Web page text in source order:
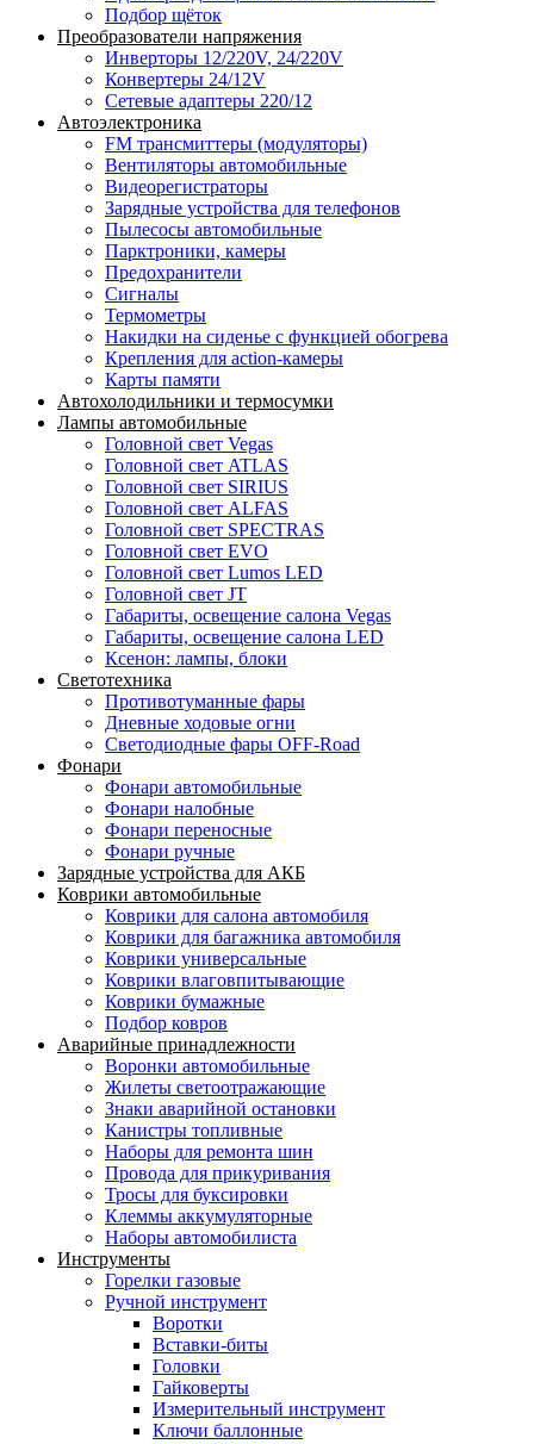
Подбор щёток
Преобразователи напряжения
Инверторы 12/220V, 24/220V
Конвертеры 24/12V
Сетевые адаптеры 220/12
Автоэлектроника
FM трансмиттеры (модуляторы)
Вентиляторы автомобильные
Видеорегистраторы
Зарядные устройства для телефонов
Пылесосы автомобильные
Парктроники, камеры
Предохранители
Сигналы
Термометры
Накидки на сиденье с функцией обогрева
Крепления для action-камеры
Карты памяти
Автохолодильники и термосумки
Лампы автомобильные
Головной свет Vegas
Головной свет ATLAS
Головной свет SIRIUS
Головной свет ALFAS
Головной свет SPECTRAS
Головной свет EVO
Головной свет Lumos LED
Головной свет JT
Габариты, освещение салона Vegas
Габариты, освещение салона LED
Ксенон: лампы, блоки
Светотехника
Противотуманные фары
Дневные ходовые огни
Светодиодные фары OFF-Road
Фонари
Фонари автомобильные
Фонари налобные
Фонари переносные
Фонари ручные
Зарядные устройства для АКБ
Коврики автомобильные
Коврики для салона автомобиля
Коврики для багажника автомобиля
Коврики универсальные
Коврики влаговпитывающие
Коврики бумажные
Подбор ковров
Аварийные принадлежности
Воронки автомобильные
Жилеты светоотражающие
Знаки аварийной остановки
Канистры топливные
Наборы для ремонта шин
Провода для прикуривания
Тросы для буксировки
Клеммы аккумуляторные
Наборы автомобилиста
Инструменты
Горелки газовые
Ручной инструмент
Воротки
Вставки-биты
Головки
Гайковерты
Измерительный инструмент
Ключи баллонные